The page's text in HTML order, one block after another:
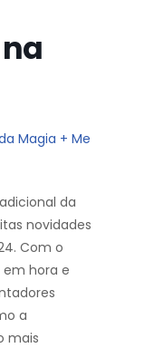
Magia + Me
da
novidades
Com o
hora e
a
mais